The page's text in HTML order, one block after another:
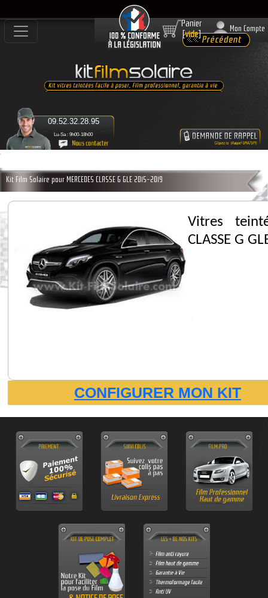
Lu-Sa : 9h00-18h00
09.52.32.28.95
Panier
[vide]
Mon Compte
Kit Film Solaire pour MERCEDES CLASSE G GLE 2015-2019
Vitres
CLASSE G
CONFIGURER MON KIT